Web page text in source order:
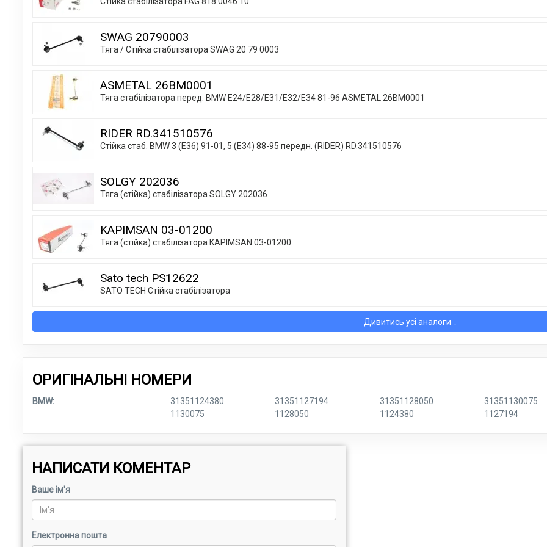
SWAG 20790003
Тяга / Стійка стабілізатора SWAG 20 79 0003
ASMETAL 26BM0001
Тяга cтабілізатора перед. BMW E24/E28/E31/E32/E34 81-96 ASMETAL 26BM0001
RIDER RD.341510576
Стійка стаб. BMW 3 (E36) 91-01, 5 (E34) 88-95 передн. (RIDER) RD.341510576
SOLGY 202036
Тяга (стійка) стабілізатора SOLGY 202036
KAPIMSAN 03-01200
Тяга (стійка) стабілізатора KAPIMSAN 03-01200
Sato tech PS12622
SATO TECH Стійка стабілізатора
Дивитись усі аналоги ↓
ОРИГІНАЛЬНІ НОМЕРИ
BMW: 31351124380 31351127194 31351128050
31351130075
1130075
1128050 1124380 1127194
НАПИСАТИ КОМЕНТАР
Ваше ім'я
Електронна пошта